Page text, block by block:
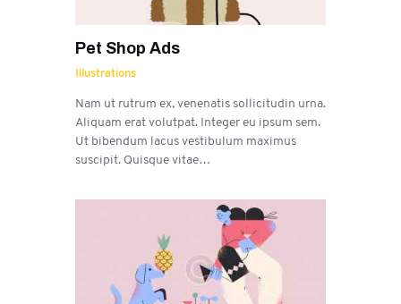
Pet Shop Ads
Illustrations
Nam ut rutrum ex, venenatis sollicitudin urna.
Aliquam erat volutpat. Integer eu ipsum sem.
Ut bibendum lacus vestibulum maximus
suscipit. Quisque vitae…